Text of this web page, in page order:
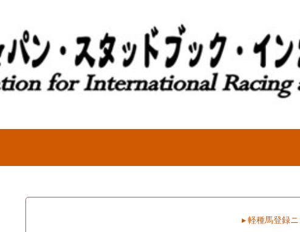
▸ 軽種馬登録